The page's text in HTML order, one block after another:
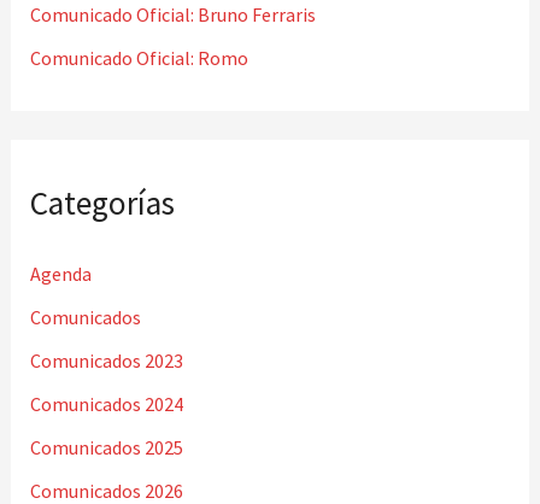
Comunicado Oficial: Bruno Ferraris
Comunicado Oficial: Romo
Categorías
Agenda
Comunicados
Comunicados 2023
Comunicados 2024
Comunicados 2025
Comunicados 2026